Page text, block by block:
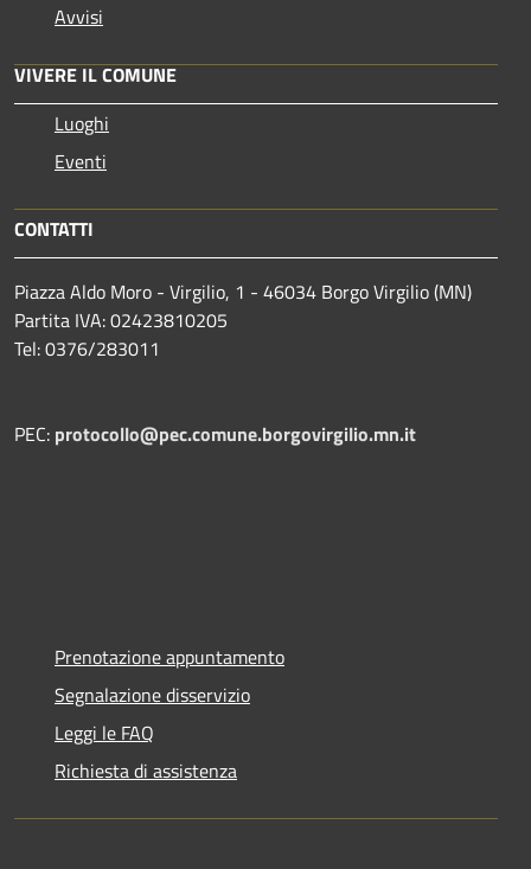
Avvisi
VIVERE IL COMUNE
Luoghi
Eventi
CONTATTI
Piazza Aldo Moro - Virgilio, 1 - 46034 Borgo Virgilio (MN)
Partita IVA: 02423810205
Tel: 0376/283011
PEC: protocollo@pec.comune.borgovirgilio.mn.it
Prenotazione appuntamento
Segnalazione disservizio
Leggi le FAQ
Richiesta di assistenza